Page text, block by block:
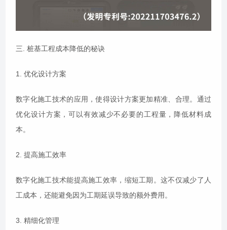
三. 桩基工程成本降低的秘诀
1. 优化设计方案
数字化施工技术的应用，使得设计方案更加精准、合理。通过
优化设计方案，可以有效减少不必要的工程量，降低材料成
本。
2. 提高施工效率
数字化施工技术能提高施工效率，缩短工期。这不仅减少了人
工成本，还能避免因为工期延误导致的额外费用。
3. 精细化管理